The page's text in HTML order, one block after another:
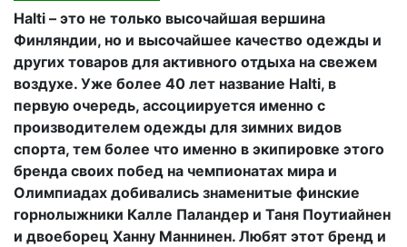
Halti – это не только высочайшая вершина
Финляндии, но и высочайшее качество одежды и
других товаров для активного отдыха на свежем
воздухе. Уже более 40 лет название Halti, в
первую очередь, ассоциируется именно с
производителем одежды для зимних видов
спорта, тем более что именно в экипировке этого
бренда своих побед на чемпионатах мира и
Олимпиадах добивались знаменитые финские
горнолыжники Калле Паландер и Таня Поутиайнен
и двоеборец Ханну Маннинен. Любят этот бренд и